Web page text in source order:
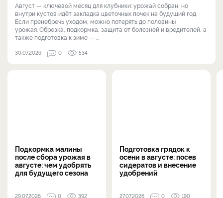
Август — ключевой месяц для клубники: урожай собран, но
внутри кустов идёт закладка цветочных почек на будущий год.
Если пренебречь уходом, можно потерять до половины
урожая. Обрезка, подкормка, защита от болезней и вредителей, а
также подготовка к зиме — ...
30.07.2026 0 534
Подкормка малины
после сбора урожая в
августе: чем удобрять
для будущего сезона
29.07.2026 0 392
Подготовка грядок к
осени в августе: посев
сидератов и внесение
удобрений
27.07.2026 0 190